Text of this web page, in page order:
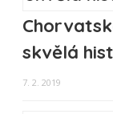
skvělá
7. 2. 2019